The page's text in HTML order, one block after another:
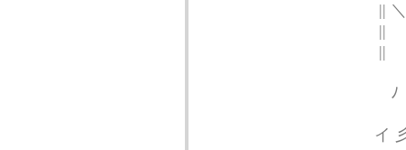
||
||
||
ﾉ
イ